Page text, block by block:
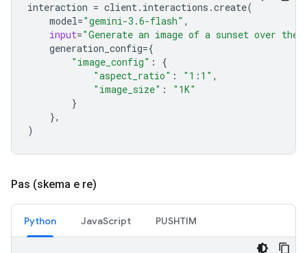
interaction = client. interactions .create(
model="gemini-3.6-flash" ,
input="Generate an image of a sunset over the
generation_config={
"image_config" :
{
"aspect_ratio" : "1:1" ,
"image_size" :
"1K"
}
},
)
Pas (skema e re)
Python JavaScript PUSHTIM